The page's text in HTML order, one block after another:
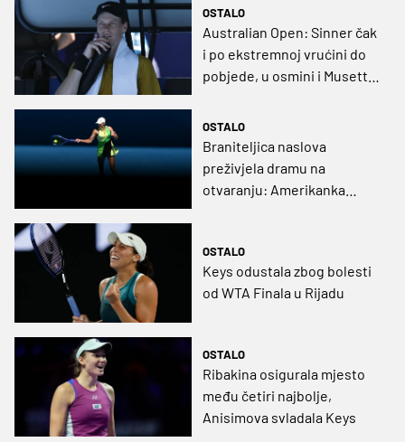
OSTALO
Australian Open: Sinner čak
i po ekstremnoj vrućini do
pobjede, u osmini i Musetti
OSTALO
Braniteljica naslova
preživjela dramu na
otvaranju: Amerikanka
OSTALO
Keys odustala zbog bolesti
od WTA Finala u Rijadu
OSTALO
Ribakina osigurala mjesto
među četiri najbolje,
Anisimova svladala Keys